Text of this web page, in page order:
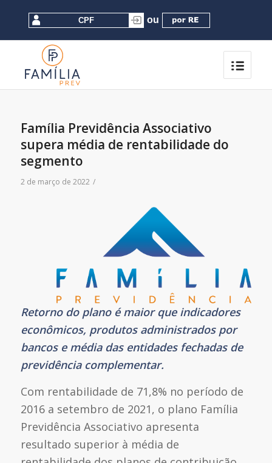
Família Previdência Associativo
supera média de rentabilidade do
segmento
2 de março de 2022 /
Retorno do plano é maior que indicadores
econômicos, produtos administrados por
bancos e média das entidades fechadas de
previdência complementar.
Com rentabilidade de 71,8% no período de
2016 a setembro de 2021, o plano Família
Previdência Associativo apresenta
resultado superior à média de